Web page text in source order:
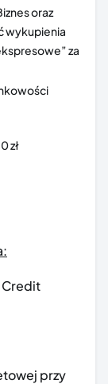
oraz
wykupienia
za
zł
Credit
przy